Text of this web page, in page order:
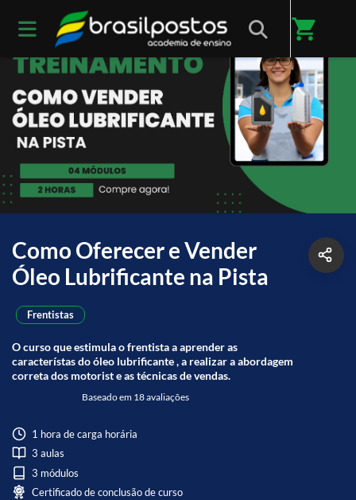
shopping_cart
Como Oferecer e Vender
Óleo Lubrificante na Pista
O curso que estimula o frentista a aprender as
característas do óleo lubrificante , a realizar a abordagem
correta dos motorist e as técnicas de vendas.
Baseado em 18 avaliações
Frentistas
1 hora de carga horária
3 aulas
3 módulos
Certificado de conclusão de curso